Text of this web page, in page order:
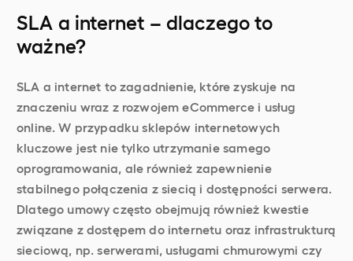
SLA a internet – dlaczego to
ważne?
SLA a internet to zagadnienie, które zyskuje na
znaczeniu wraz z rozwojem eCommerce i usług
online. W przypadku sklepów internetowych
kluczowe jest nie tylko utrzymanie samego
oprogramowania, ale również zapewnienie
stabilnego połączenia z siecią i dostępności serwera.
Dlatego umowy często obejmują również kwestie
związane z dostępem do internetu oraz infrastrukturą
sieciową, np. serwerami, usługami chmurowymi czy